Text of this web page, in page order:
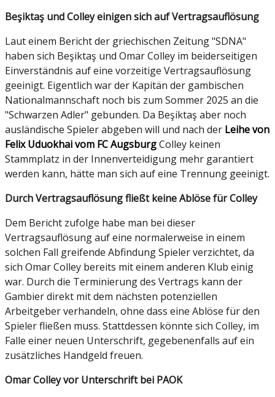
Beşiktaş und Colley einigen sich auf Vertragsauflösung
Laut einem Bericht der griechischen Zeitung "SDNA"
haben sich Beşiktaş und Omar Colley im beiderseitigen
Einverständnis auf eine vorzeitige Vertragsauflösung
geeinigt. Eigentlich war der Kapitän der gambischen
Nationalmannschaft noch bis zum Sommer 2025 an die
"Schwarzen Adler" gebunden. Da Beşiktaş aber noch
ausländische Spieler abgeben will und nach der Leihe von
Felix Uduokhai vom FC AugsburgColley keinen
Stammplatz in der Innenverteidigung mehr garantiert
werden kann, hätte man sich auf eine Trennung geeinigt.
Durch Vertragsauflösung fließt keine Ablöse für Colley
Dem Bericht zufolge habe man bei dieser
Vertragsauflösung auf eine normalerweise in einem
solchen Fall greifende Abfindung Spieler verzichtet, da
sich Omar Colley bereits mit einem anderen Klub einig
war. Durch die Terminierung des Vertrags kann der
Gambier direkt mit dem nächsten potenziellen
Arbeitgeber verhandeln, ohne dass eine Ablöse für den
Spieler fließen muss. Stattdessen könnte sich Colley, im
Falle einer neuen Unterschrift, gegebenenfalls auf ein
zusätzliches Handgeld freuen.
Omar Colley vor Unterschrift bei PAOK